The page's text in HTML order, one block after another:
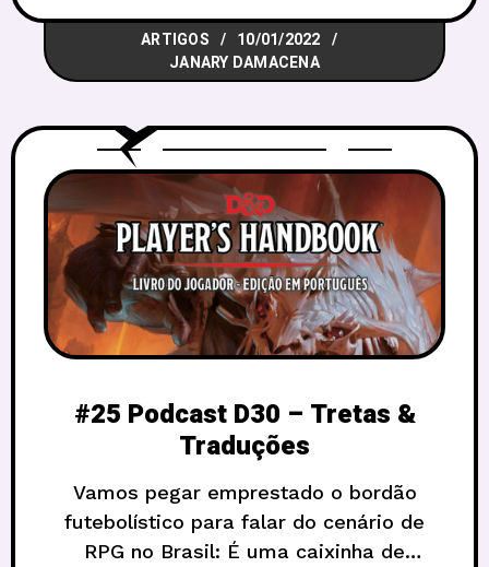
data, mas em 1982 pela editora Puffin
Books, e até hoje são lançados
ARTIGOS
10/01/2022
JANARY DAMACENA
#25 Podcast D30 – Tretas &
Traduções
Vamos pegar emprestado o bordão
futebolístico para falar do cenário de
RPG no Brasil: É uma caixinha de